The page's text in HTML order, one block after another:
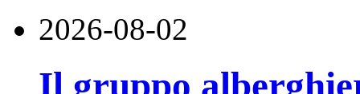
2026-08-02
Il gruppo